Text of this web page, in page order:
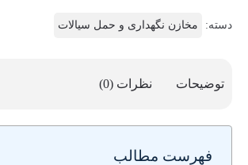
دسته: مخازن نگهداری و حمل سیالات
توضیحات نظرات (0)
فهرست مطالب